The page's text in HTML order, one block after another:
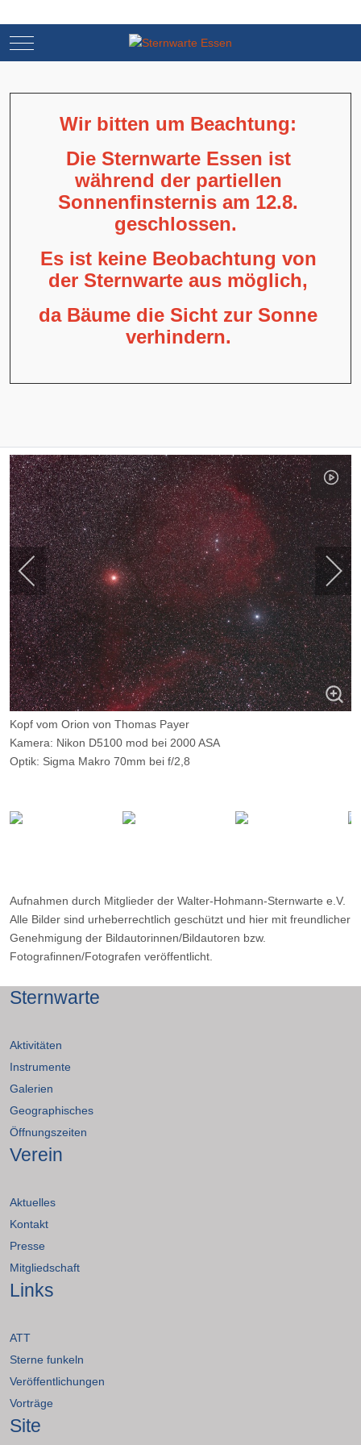
Mobile Menu Toggle
Wir bitten um Beachtung:
Die Sternwarte Essen ist
während der partiellen
Sonnenfinsternis am 12.8.
geschlossen.
Es ist keine Beobachtung von
der Sternwarte aus möglich,
da Bäume die Sicht zur Sonne
verhindern.
Kopf vom Orion von Thomas Payer
Kamera: Nikon D5100 mod bei 2000 ASA
Optik: Sigma Makro 70mm bei f/2,8
Ort: Emberger Alm, Österreich
Aufnahmen durch Mitglieder der Walter-Hohmann-Sternwarte e.V.
Alle Bilder sind urheberrechtlich geschützt und hier mit freundlicher
Genehmigung der Bildautorinnen/Bildautoren bzw.
Fotografinnen/Fotografen veröffentlicht.
Sternwarte
Aktivitäten
Instrumente
Galerien
Geographisches
Öffnungszeiten
Verein
Aktuelles
Kontakt
Presse
Mitgliedschaft
Links
ATT
Sterne funkeln
Veröffentlichungen
Vorträge
Site